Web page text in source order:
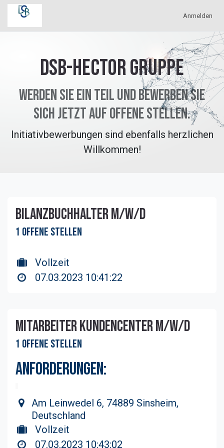
Zum Inhalt springen
Anmelden
DSB-Hector Gruppe
Werden Sie ein Teil und bewerben Sie
sich jetzt auf offene Stellen.
Initiativbewerbungen sind ebenfalls herzlichen
Willkommen!
Bilanzbuchhalter m/w/d
1 Offene Stellen
Vollzeit
07.03.2023 10:41:22
Mitarbeiter Kundencenter m/w/d
1 Offene Stellen
Anforderungen:
erfolgreich abgeschlossene Ausbildung
zum Steuerfachgehilfen m/w/d
Weiterbildung zum Bilanzbuchhalter
IHK m/w/d wünschenswert
Am Leinwedel 6, 74889 Sinsheim,
Deutschland
Vollzeit
07.03.2023 10:43:02